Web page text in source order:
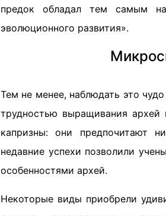
предок обладал тем самым
эволюционного развития».
Тем не менее, наблюдать это
трудностью выращивания архей
капризны: они предпочитают
недавние успехи позволили
особенностями архей.
Некоторые виды приобрели